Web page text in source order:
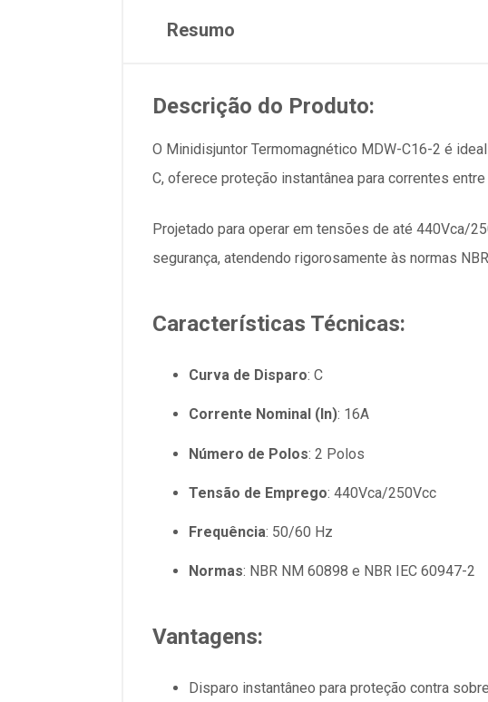
Resumo
Descrição do Produto:
O Minidisjuntor Termomagnético MDW-C16-2 é
C, oferece proteção instantânea para correntes
Projetado para operar em tensões de até 440Vca/
segurança, atendendo rigorosamente às normas
Características Técnicas:
Curva de Disparo: C
Corrente Nominal (In): 16A
Número de Polos: 2 Polos
Tensão de Emprego: 440Vca/250Vcc
Frequência: 50/60 Hz
Normas: NBR NM 60898 e NBR IEC 60947-2
Vantagens:
Disparo instantâneo para proteção contra